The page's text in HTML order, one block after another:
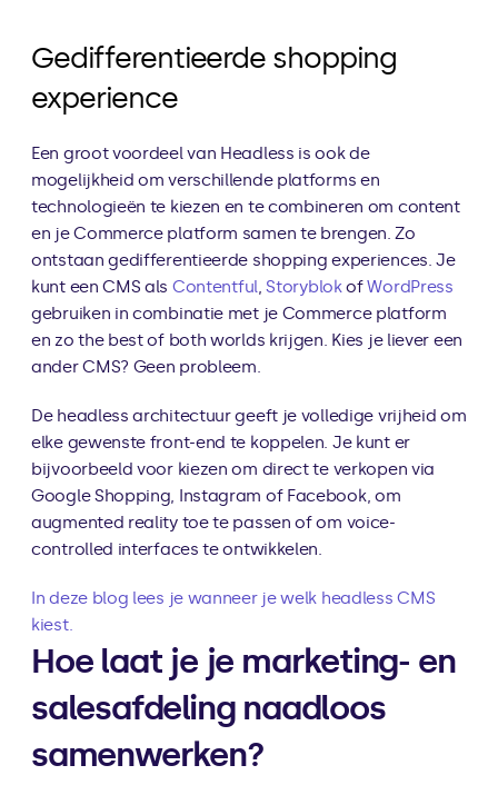
Gedifferentieerde shopping
experience
Een groot voordeel van Headless is ook de
mogelijkheid om verschillende platforms en
technologieën te kiezen en te combineren om content
en je Commerce platform samen te brengen. Zo
ontstaan gedifferentieerde shopping experiences. Je
kunt een CMS als Contentful, Storyblok of WordPress
gebruiken in combinatie met je Commerce platform
en zo the best of both worlds krijgen. Kies je liever een
ander CMS? Geen probleem.
De headless architectuur geeft je volledige vrijheid om
elke gewenste front-end te koppelen. Je kunt er
bijvoorbeeld voor kiezen om direct te verkopen via
Google Shopping, Instagram of Facebook, om
augmented reality toe te passen of om voice-
controlled interfaces te ontwikkelen.
In deze blog lees je wanneer je welk headless CMS
kiest.
Hoe laat je je marketing- en
salesafdeling naadloos
samenwerken?